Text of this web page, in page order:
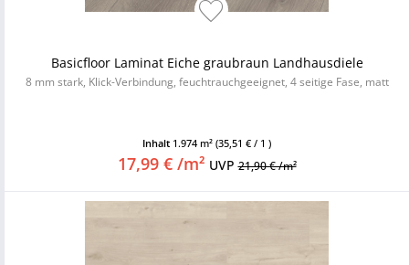
Basicfloor Laminat Eiche graubraun Landhausdiele
8 mm stark, Klick-Verbindung, feuchtrauchgeeignet, 4 seitige Fase, matt
Inhalt 1.974 m² (35,51 € / 1 )
17,99 € /m² UVP21,90 € /m²